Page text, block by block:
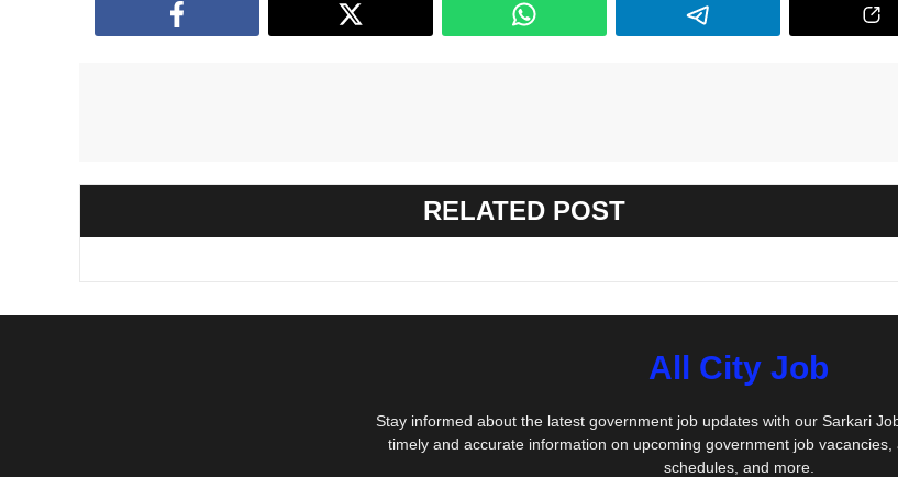
RELATED POST
All City Job
Stay informed about the latest government job updates with our Sarkari
timely and accurate information on upcoming government job
schedules, and more.